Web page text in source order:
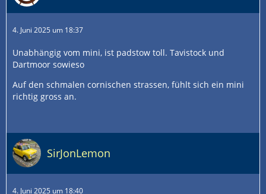
4. Juni 2025 um 18:37
Unabhängig vom mini, ist padstow toll. Tavistock und
Dartmoor sowieso
Auf den schmalen cornischen strassen, fühlt sich ein mini
richtig gross an.
SirJonLemon
4. Juni 2025 um 18:40